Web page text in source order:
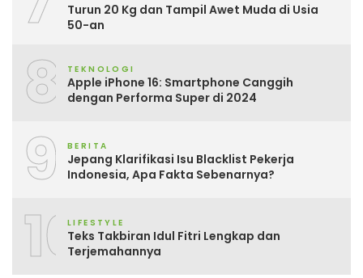
Turun 20 Kg dan Tampil Awet Muda di Usia
50-an
8 TEKNOLOGI
Apple iPhone 16: Smartphone Canggih
dengan Performa Super di 2024
9 BERITA
Jepang Klarifikasi Isu Blacklist Pekerja
Indonesia, Apa Fakta Sebenarnya?
10LIFESTYLE
Teks Takbiran Idul Fitri Lengkap dan
Terjemahannya